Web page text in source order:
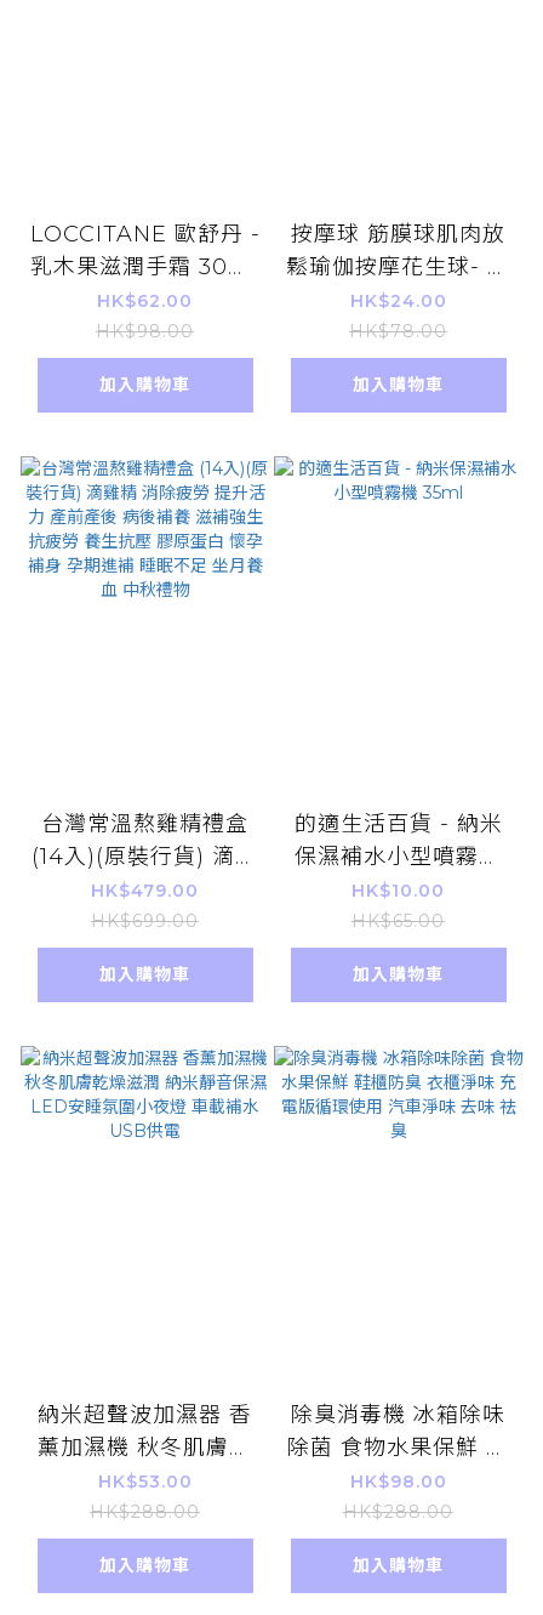
LOCCITANE 歐舒丹 -
乳木果滋潤手霜 30ml
Shea Butter 添加 護
手乳 平行進口貨品
HK$62.00
HK$98.00
加入購物車
按摩球 筋膜球肌肉放
鬆瑜伽按摩花生球- 藍
色
HK$24.00
HK$78.00
加入購物車
台灣常溫熬雞精禮盒
(14入)(原裝行貨) 滴雞
精 消除疲勞 提升活力
產前產後 病後補養 滋
補強生 抗疲勞 養生抗
壓 膠原蛋白 懷孕補身
月養血 中秋禮物
HK$479.00
HK$699.00
加入購物車
的適生活百貨 - 納米
保濕補水小型噴霧機
35ml
HK$10.00
HK$65.00
加入購物車
納米超聲波加濕器 香
薰加濕機 秋冬肌膚乾
燥滋潤 納米靜音保濕
LED安睡氛圍小夜燈
車載補水 USB供電
HK$53.00
HK$288.00
加入購物車
除臭消毒機 冰箱除味
除菌 食物水果保鮮 鞋
櫃防臭 衣櫃淨味 充電
版循環使用 汽車淨味
去味 祛臭
HK$98.00
HK$288.00
加入購物車